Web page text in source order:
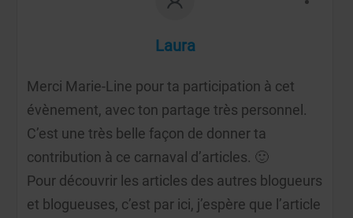
Laura
Merci Marie-Line pour ta participation à cet
évènement, avec ton partage très personnel.
C’est une très belle façon de donner ta
contribution à ce carnaval d’articles. 🙂
Pour découvrir les articles des autres blogueurs
et blogueuses, c’est par ici, j’espère que l’article